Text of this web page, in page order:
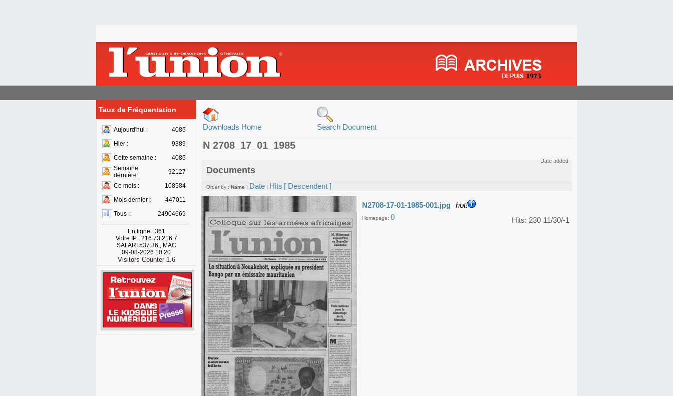
Taux de Fréquentation
Aujourd'hui :
4085
Hier :
9389
Cette semaine :
4085
Semaine
dernière :
92127
Ce mois :
108584
Mois dernier :
447011
Tous :
24904669
En ligne : 361
Votre IP : 216.73.216.7
SAFARI 537.36;, MAC
09-08-2026 10:20
Visitors Counter 1.6
Downloads Home Search Document
N 2708_17_01_1985
Documents
Date added
Order by : Name | Date | Hits [ Descendent ]
N2708-17-01-1985-001.jpg hot!
11/30/-1
Hits: 230
Homepage: 0